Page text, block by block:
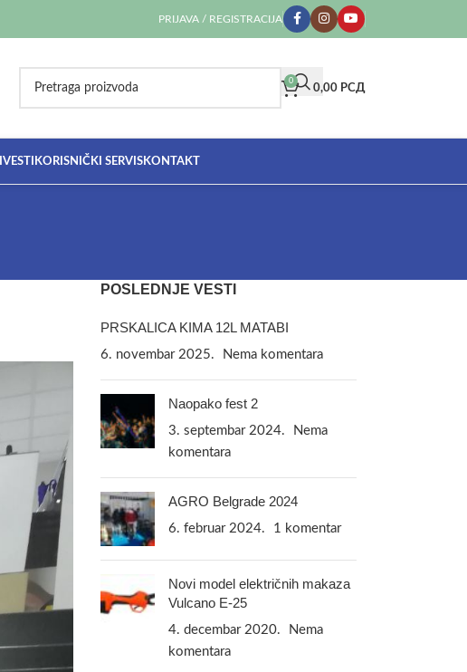
PRIJAVA / REGISTRACIJA
0
0,00 РСД
VESTI KORISNIČKI SERVISKONTAKT
POSLEDNJE VESTI
PRSKALICA KIMA 12L MATABI
6. novembar 2025. Nema komentara
Naopako fest 2
3. septembar 2024.
Nema
komentara
AGRO Belgrade 2024
6. februar 2024. 1 komentar
Novi model električnih makaza
Vulcano E-25
4. decembar 2020.
Nema
komentara